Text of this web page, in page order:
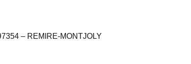
– REMIRE-MONTJOLY